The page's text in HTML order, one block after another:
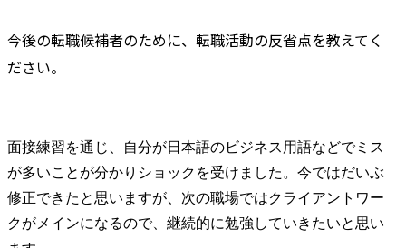
今後の転職候補者のために、転職活動の反省点を教えてく
ださい。
面接練習を通じ、自分が日本語のビジネス用語などでミス
が多いことが分かりショックを受けました。今ではだいぶ
修正できたと思いますが、次の職場ではクライアントワー
クがメインになるので、継続的に勉強していきたいと思い